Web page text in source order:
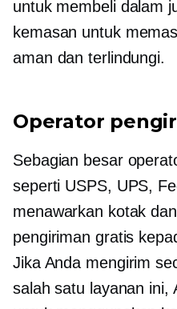
untuk membeli dalam
kemasan untuk
aman dan terlindungi.
Operator
Sebagian besar
seperti USPS, UPS,
menawarkan kotak
pengiriman gratis
Jika Anda mengirim
salah satu layanan ini,